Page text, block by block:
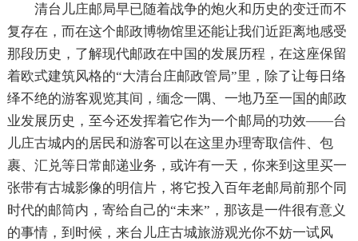
清台儿庄邮局早已随着战争的炮火和历史的变迁而不
复存在，而在这个邮政博物馆里还能让我们近距离地感受
那段历史，了解现代邮政在中国的发展历程，在这座保留
着欧式建筑风格的“大清台庄邮政管局”里，除了让每日络
绎不绝的游客观览其间，缅念一隅、一地乃至一国的邮政
业发展历史，至今还发挥着它作为一个邮局的功效——台
儿庄古城内的居民和游客可以在这里办理寄取信件、包
裹、汇兑等日常邮递业务，或许有一天，你来到这里买一
张带有古城影像的明信片，将它投入百年老邮局前那个同
时代的邮筒内，寄给自己的“未来”，那该是一件很有意义
的事情，到时候，来台儿庄古城旅游观光你不妨一试风